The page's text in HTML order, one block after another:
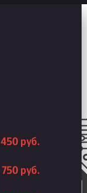
450 руб.
750 руб.